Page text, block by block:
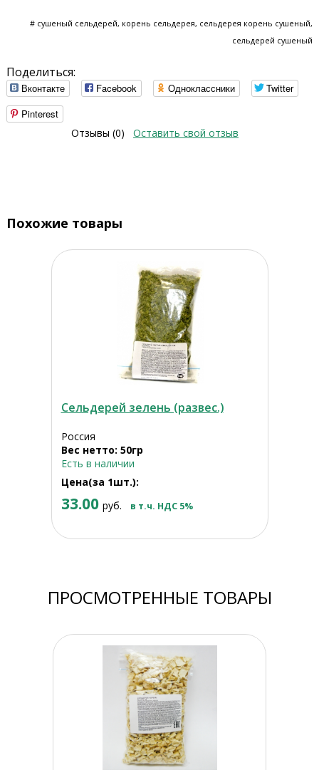
# сушеный сельдерей, корень сельдерея, сельдерея корень сушеный,
сельдерей сушеный
Поделиться:
Вконтакте Facebook Одноклассники
Twitter
Pinterest
Отзывы (0)
Оставить свой отзыв
Похожие товары
Сельдерей зелень (развес.)
Россия
Вес нетто: 50гр
Есть в наличии
Цена(за 1шт.):
33.00 руб. в т.ч. НДС 5%
ПРОСМОТРЕННЫЕ ТОВАРЫ